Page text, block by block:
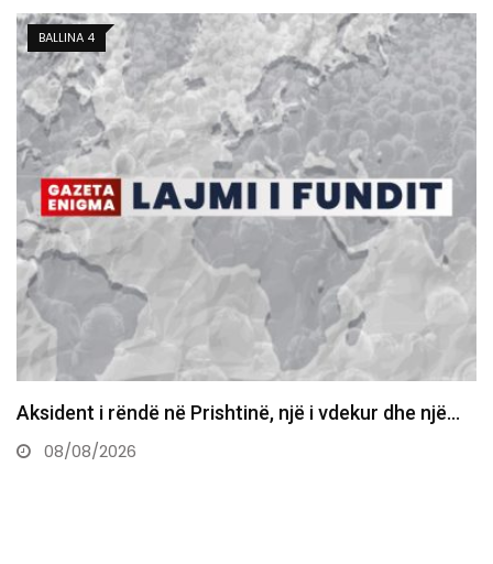
BALLINA
Kurti: Nëse gjuajtja me vezë është çmimi për
ulur…